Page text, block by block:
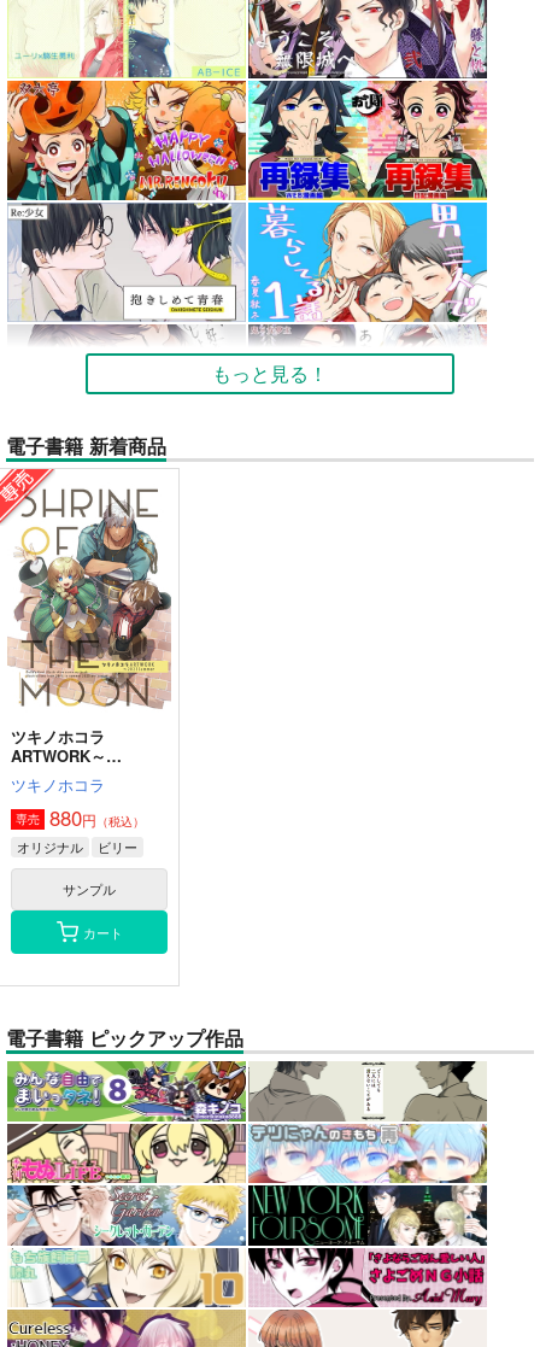
もっと見る！
電子書籍 新着商品
ツキノホコラ
ARTWORK～
2023Summer
ツキノホコラ
専売 880円 （税込）
オリジナル ビリー
サンプル
カート
電子書籍 ピックアップ作品